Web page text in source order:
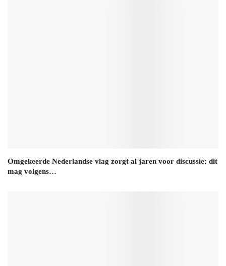
Omgekeerde Nederlandse vlag zorgt al jaren voor discussie: dit
mag volgens…